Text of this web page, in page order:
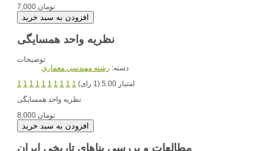
7,000 تومان
نظریه واحد همسایگی
توضیحات
دسته: رشته مهندسي معماري
1 1 1 1 1 1 1 1 1 1
امتیاز 5.00 (1 رای)
8,000 تومان
مطالعات و بررسی بناهای تاریخی ایران